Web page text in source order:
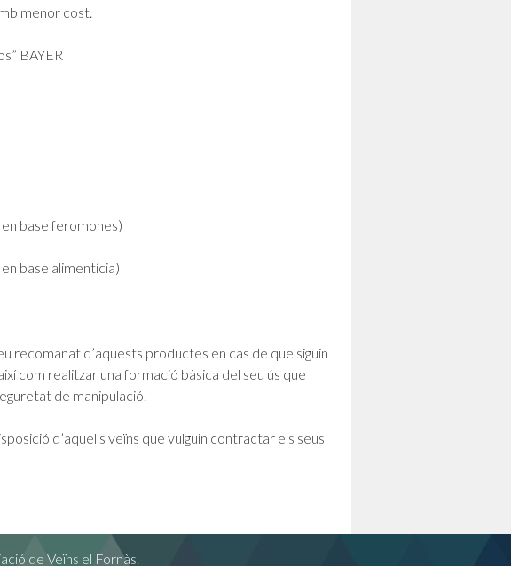
menor cost.
BAYER
base feromones)
base alimentícia)
recomanat d’aquests productes en cas de que siguin
com realitzar una formació bàsica del seu ús que
de manipulació.
d’aquells veïns que vulguin contractar els seus
de Veïns el Fornàs.